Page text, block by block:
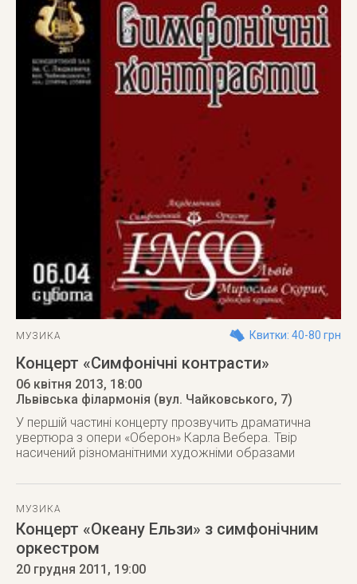
МУЗИКА Квитки: 40-80 грн
Концерт «Симфонічні контрасти»
06 квітня 2013, 18:00
Львівська філармонія (вул. Чайковського, 7)
У першій частині концерту прозвучить драматична
увертюра з опери «Оберон» Карла Вебера. Твір
насичений різноманітними художніми образами
МУЗИКА
Концерт «Океану Ельзи» з симфонічним
оркестром
20 грудня 2011 , 19:00